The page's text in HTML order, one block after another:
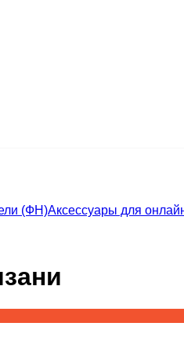
(ФН)Аксессуары для